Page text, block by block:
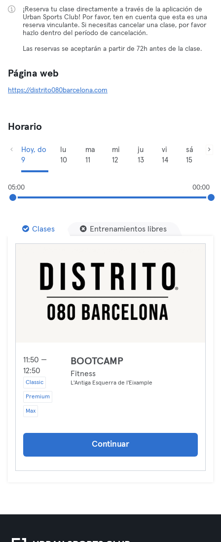
¡Reserva tu clase directamente a través de la aplicación de
Urban Sports Club! Por favor, ten en cuenta que esta es una
reserva vinculante. Si necesitas cancelar una clase, por favor
hazlo dentro del período de cancelación.
Las reservas se aceptarán a partir de 72h antes de la clase.
Página web
https://distrito080barcelona.com
Horario
Hoy, do
9
lu
10
ma
11
mi
12
ju
13
vi
14
sá
15
05:00 00:00
Clases Entrenamientos libres
11:50 —
12:50
Classic
Premium
Max
BOOTCAMP
Fitness
L'Antiga Esquerra de l'Eixample
Continuar